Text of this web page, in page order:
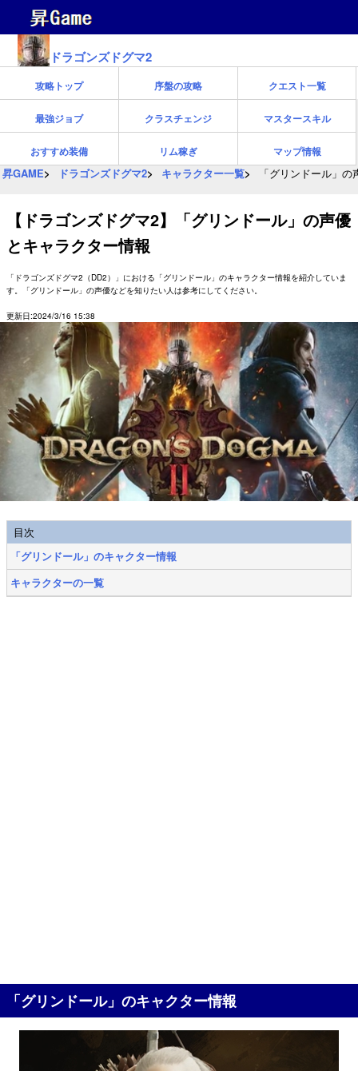
ドラゴンズドグマ2
攻略トップ 序盤の攻略 クエスト一覧
最強ジョブ クラスチェンジ マスタースキル
おすすめ装備 リム稼ぎ マップ情報
昇GAME ドラゴンズドグマ2 キャラクター一覧 「グリンドール」
【ドラゴンズドグマ2】「グリンドール」の声優
とキャラクター情報
「ドラゴンズドグマ2（DD2）」における「グリンドール」のキャラクター情報を紹介していま
す。「グリンドール」の声優などを知りたい人は参考にしてください。
更新日:2024/3/16 15:38
目次
「グリンドール」のキャクター情報
キャラクターの一覧
「グリンドール」のキャクター情報